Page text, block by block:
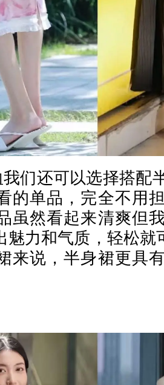
们还可以选择搭配
的单品，完全不用
虽然看起来清爽但
魅力和气质，轻松就
来说，半身裙更具